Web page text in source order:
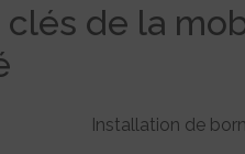
clés de la
Installation de